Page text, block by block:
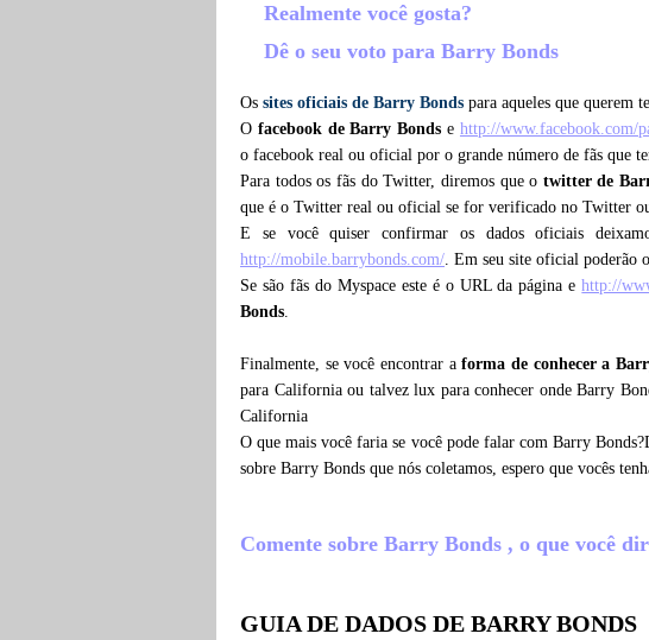
Realmente você gosta?
Dê o seu voto para Barry Bonds
Os sites oficiais de Barry Bonds para aqueles que querem
O facebook de Barry Bonds e http://www.facebook.com/
o facebook real ou oficial por o grande número de fãs que
Para todos os fãs do Twitter, diremos que o twitter de
que é o Twitter real ou oficial se for verificado no Twitter
E se você quiser confirmar os dados oficiais
http://mobile.barrybonds.com/. Em seu site oficial poderão
Se são fãs do Myspace este é o URL da página ehttp://
Bonds.
Finalmente, se você encontrar aforma de conhecer a
para California ou talvez lux para conhecer onde Barry
California
O que mais você faria se você pode falar com Barry
sobre Barry Bonds que nós coletamos, espero que vocês
Comente sobre Barry Bonds , o que você
GUIA DE DADOS DE BARRY BONDS